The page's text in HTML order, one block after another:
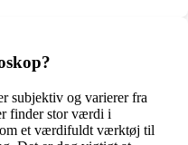
subjektiv og varierer fra
finder stor værdi i
et værdifuldt værktøj til